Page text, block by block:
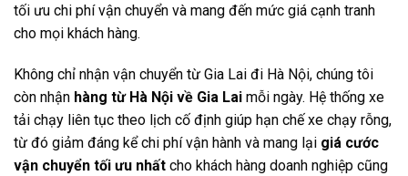
tối ưu chi phí vận chuyển và mang đến mức giá cạnh tranh
cho mọi khách hàng.
Không chỉ nhận vận chuyển từ Gia Lai đi Hà Nội, chúng tôi
còn nhận hàng từ Hà Nội về Gia Lai mỗi ngày. Hệ thống xe
tải chạy liên tục theo lịch cố định giúp hạn chế xe chạy rỗng,
từ đó giảm đáng kể chi phí vận hành và mang lại giá cước
vận chuyển tối ưu nhất cho khách hàng doanh nghiệp cũng